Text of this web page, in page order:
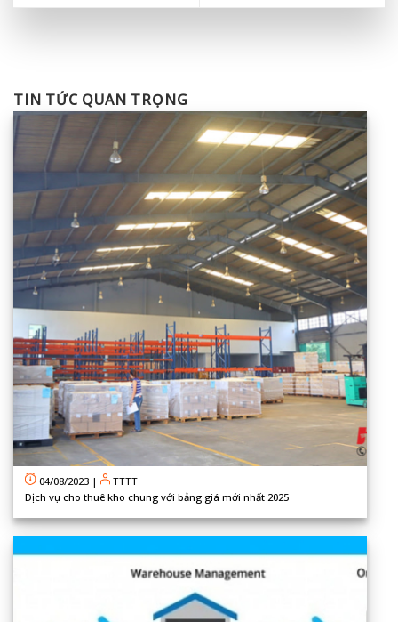
TIN TỨC QUAN TRỌNG
04/08/2023 |
TTTT
Dịch vụ cho thuê kho chung với bảng giá mới nhất 2025